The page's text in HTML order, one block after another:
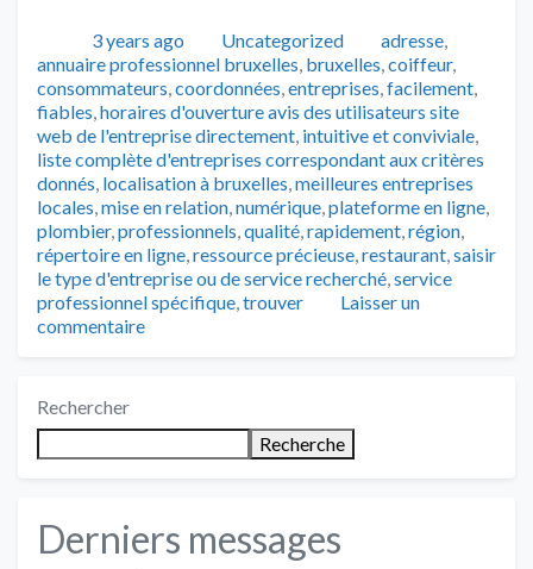
Publié3 years ago Catégories
Uncategorized Tags
adresse,
annuaire professionnel bruxelles, bruxelles,coiffeur,
consommateurs,coordonnées,entreprises,facilement,
fiables,horaires d'ouverture avis des utilisateurs site
web de l'entreprise directement, intuitive et conviviale,
liste complète d'entreprises correspondant aux critères
donnés, localisation à bruxelles,meilleures entreprises
locales,mise en relation,numérique,plateforme en ligne,
plombier,professionnels,qualité,rapidement,région,
répertoire en ligne,ressource précieuse,restaurant,saisir
le type d'entreprise ou de service recherché,service
professionnel spécifique,trouver
Laisser un
commentaire
Rechercher
Recherche
Derniers messages